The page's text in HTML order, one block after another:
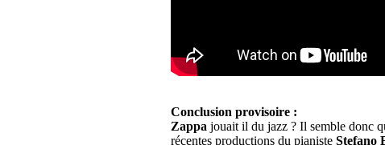
Conclusion provisoire :
Zappa jouait il du jazz ? Il semble donc
récentes productions du pianiste Stefano